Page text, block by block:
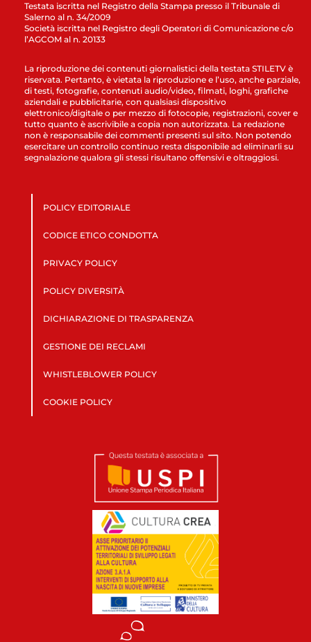
Testata iscritta nel Registro della Stampa presso il Tribunale di
Salerno al n. 34/2009
Società iscritta nel Registro degli Operatori di Comunicazione c/o
l’AGCOM al n. 20133
La riproduzione dei contenuti giornalistici della testata STILETV è
riservata. Pertanto, è vietata la riproduzione e l’uso, anche parziale,
di testi, fotografie, contenuti audio/video, filmati, loghi, grafiche
aziendali e pubblicitarie, con qualsiasi dispositivo
elettronico/digitale o per mezzo di fotocopie, registrazioni, cover e
tutto quanto è ascrivibile a copia non autorizzata. La redazione
non è responsabile dei commenti presenti sul sito. Non potendo
esercitare un controllo continuo resta disponibile ad eliminarli su
segnalazione qualora gli stessi risultano offensivi e oltraggiosi.
POLICY EDITORIALE
CODICE ETICO CONDOTTA
PRIVACY POLICY
POLICY DIVERSITÀ
DICHIARAZIONE DI TRASPARENZA
GESTIONE DEI RECLAMI
WHISTLEBLOWER POLICY
COOKIE POLICY